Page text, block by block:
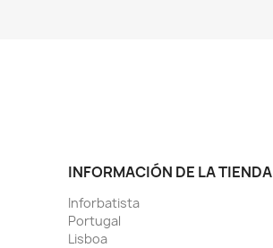
INFORMACIÓN DE LA TIENDA
Inforbatista
Portugal
Lisboa